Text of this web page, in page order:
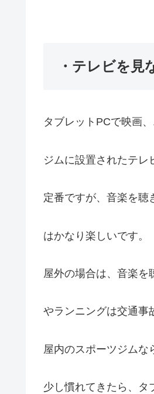
・テレビを見
タブレットPCで映画
ジムに設置されたテレ
定番ですが、音楽を聴
はかなり楽しいです。
屋外の場合は、音楽を
やランニングは交通事
屋内のスポーツジムな
少し慣れてきたら、タ